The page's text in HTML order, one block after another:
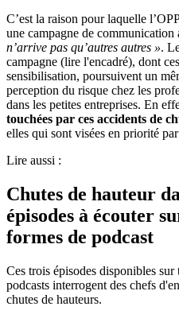
C’est la raison pour laquelle
une campagne de communication
n’arrive pas qu’autres autres ».
campagne (lire l'encadré), dont
sensibilisation, poursuivent un
perception du risque chez les
dans les petites entreprises. En
touchées par ces accidents de
elles qui sont visées en priorité
Lire aussi :
Chutes de hauteur
épisodes à écouter
formes de podcast
Ces trois épisodes disponibles sur
podcasts interrogent des chefs
chutes de hauteurs.